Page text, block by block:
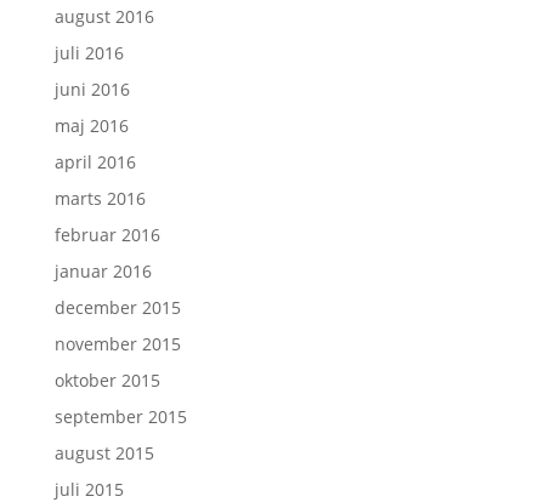
august 2016
juli 2016
juni 2016
maj 2016
april 2016
marts 2016
februar 2016
januar 2016
december 2015
november 2015
oktober 2015
september 2015
august 2015
juli 2015